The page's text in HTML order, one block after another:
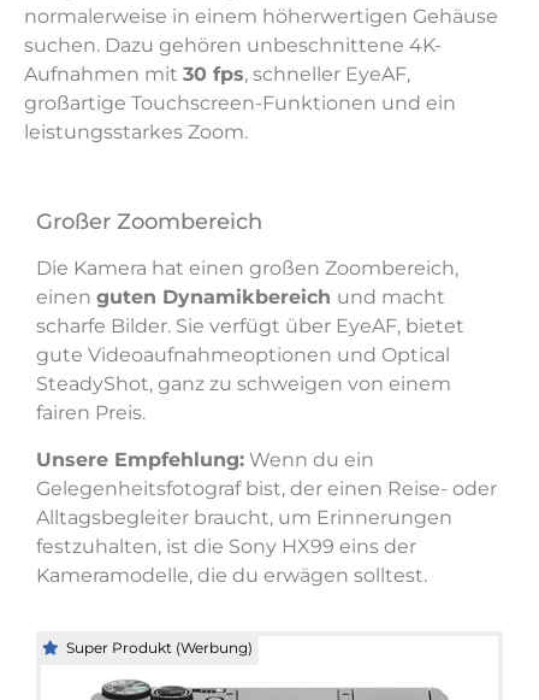
normalerweise in einem höherwertigen Gehäuse
suchen. Dazu gehören unbeschnittene 4K-
Aufnahmen mit 30 fps, schneller EyeAF,
großartige Touchscreen-Funktionen und ein
leistungsstarkes Zoom.
Großer Zoombereich
Die Kamera hat einen großen Zoombereich,
einen guten Dynamikbereich und macht
scharfe Bilder. Sie verfügt über EyeAF, bietet
gute Videoaufnahmeoptionen und Optical
SteadyShot, ganz zu schweigen von einem
fairen Preis.
Unsere Empfehlung: Wenn du ein
Gelegenheitsfotograf bist, der einen Reise- oder
Alltagsbegleiter braucht, um Erinnerungen
festzuhalten, ist die Sony HX99 eins der
Kameramodelle, die du erwägen solltest.
Super Produkt (Werbung)